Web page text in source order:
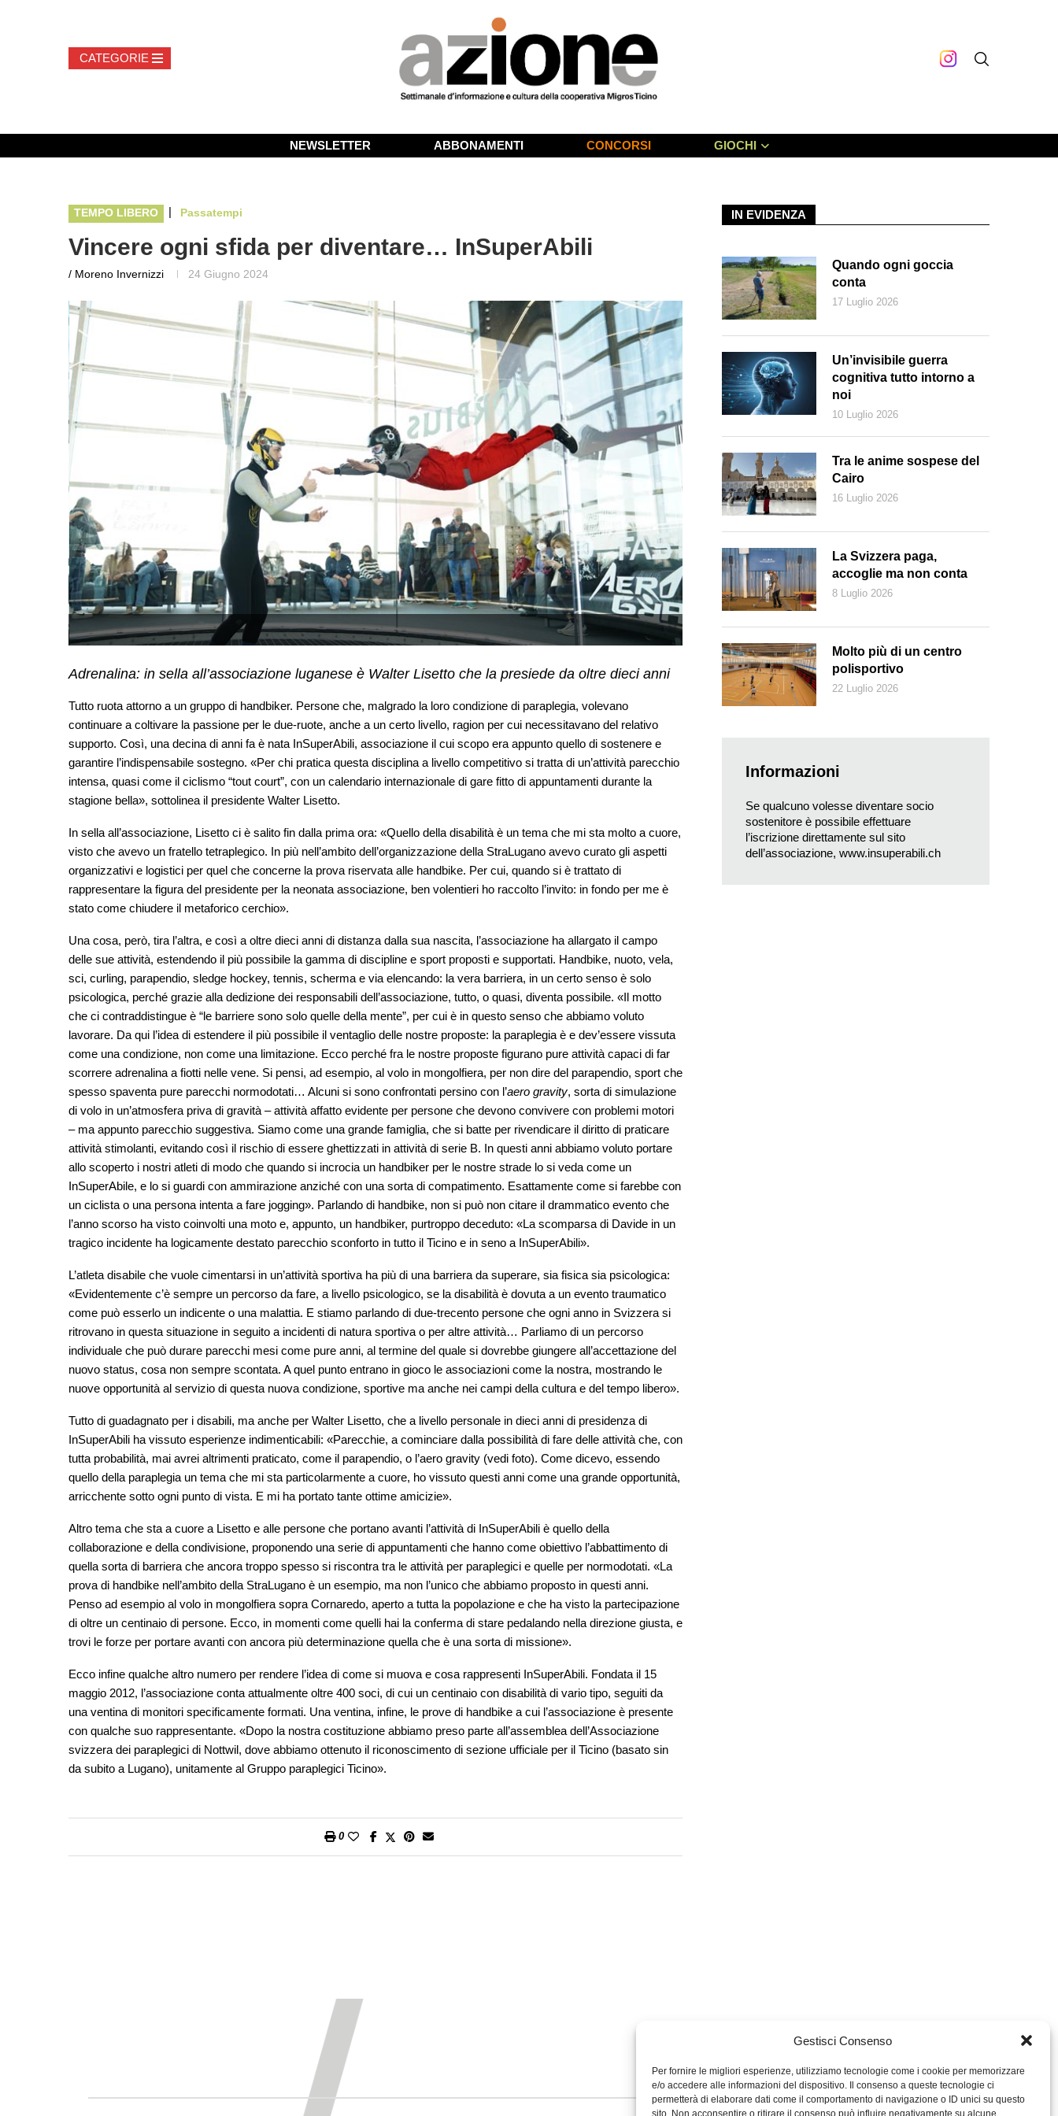
Gestisci Consenso
Per fornire le migliori esperienze, utilizziamo tecnologie come i cookie per memorizzare
e/o accedere alle informazioni del dispositivo. Il consenso a queste tecnologie ci
permetterà di elaborare dati come il comportamento di navigazione o ID unici su questo
sito. Non acconsentire o ritirare il consenso può influire negativamente su alcune
NEWSLETTER ABBONAMENTI CONCORSI GIOCHI
TEMPO LIBERO | Passatempi
Vincere ogni sfida per diventare… InSuperAbili
/ Moreno Invernizzi 24 Giugno 2024
Adrenalina: in sella all’associazione luganese è Walter Lisetto che la presiede da oltre dieci anni
Tutto ruota attorno a un gruppo di handbiker. Persone che, malgrado la loro condizione di paraplegia, volevano
continuare a coltivare la passione per le due-ruote, anche a un certo livello, ragion per cui necessitavano del relativo
supporto. Così, una decina di anni fa è nata InSuperAbili, associazione il cui scopo era appunto quello di sostenere e
garantire l’indispensabile sostegno. «Per chi pratica questa disciplina a livello competitivo si tratta di un’attività parecchio
intensa, quasi come il ciclismo “tout court”, con un calendario internazionale di gare fitto di appuntamenti durante la
stagione bella», sottolinea il presidente Walter Lisetto.
In sella all’associazione, Lisetto ci è salito fin dalla prima ora: «Quello della disabilità è un tema che mi sta molto a cuore,
visto che avevo un fratello tetraplegico. In più nell’ambito dell’organizzazione della StraLugano avevo curato gli aspetti
organizzativi e logistici per quel che concerne la prova riservata alle handbike. Per cui, quando si è trattato di
rappresentare la figura del presidente per la neonata associazione, ben volentieri ho raccolto l’invito: in fondo per me è
stato come chiudere il metaforico cerchio».
Una cosa, però, tira l’altra, e così a oltre dieci anni di distanza dalla sua nascita, l’associazione ha allargato il campo
delle sue attività, estendendo il più possibile la gamma di discipline e sport proposti e supportati. Handbike, nuoto, vela,
sci, curling, parapendio, sledge hockey, tennis, scherma e via elencando: la vera barriera, in un certo senso è solo
psicologica, perché grazie alla dedizione dei responsabili dell’associazione, tutto, o quasi, diventa possibile. «Il motto
che ci contraddistingue è “le barriere sono solo quelle della mente”, per cui è in questo senso che abbiamo voluto
lavorare. Da qui l’idea di estendere il più possibile il ventaglio delle nostre proposte: la paraplegia è e dev’essere vissuta
come una condizione, non come una limitazione. Ecco perché fra le nostre proposte figurano pure attività capaci di far
scorrere adrenalina a fiotti nelle vene. Si pensi, ad esempio, al volo in mongolfiera, per non dire del parapendio, sport che
spesso spaventa pure parecchi normodotati… Alcuni si sono confrontati persino con l’aero gravity, sorta di simulazione
di volo in un’atmosfera priva di gravità – attività affatto evidente per persone che devono convivere con problemi motori
– ma appunto parecchio suggestiva. Siamo come una grande famiglia, che si batte per rivendicare il diritto di praticare
attività stimolanti, evitando così il rischio di essere ghettizzati in attività di serie B. In questi anni abbiamo voluto portare
allo scoperto i nostri atleti di modo che quando si incrocia un handbiker per le nostre strade lo si veda come un
InSuperAbile, e lo si guardi con ammirazione anziché con una sorta di compatimento. Esattamente come si farebbe con
un ciclista o una persona intenta a fare jogging». Parlando di handbike, non si può non citare il drammatico evento che
l’anno scorso ha visto coinvolti una moto e, appunto, un handbiker, purtroppo deceduto: «La scomparsa di Davide in un
tragico incidente ha logicamente destato parecchio sconforto in tutto il Ticino e in seno a InSuperAbili».
L’atleta disabile che vuole cimentarsi in un’attività sportiva ha più di una barriera da superare, sia fisica sia psicologica:
«Evidentemente c’è sempre un percorso da fare, a livello psicologico, se la disabilità è dovuta a un evento traumatico
come può esserlo un indicente o una malattia. E stiamo parlando di due-trecento persone che ogni anno in Svizzera si
ritrovano in questa situazione in seguito a incidenti di natura sportiva o per altre attività… Parliamo di un percorso
individuale che può durare parecchi mesi come pure anni, al termine del quale si dovrebbe giungere all’accettazione del
nuovo status, cosa non sempre scontata. A quel punto entrano in gioco le associazioni come la nostra, mostrando le
nuove opportunità al servizio di questa nuova condizione, sportive ma anche nei campi della cultura e del tempo libero».
Tutto di guadagnato per i disabili, ma anche per Walter Lisetto, che a livello personale in dieci anni di presidenza di
InSuperAbili ha vissuto esperienze indimenticabili: «Parecchie, a cominciare dalla possibilità di fare delle attività che, con
tutta probabilità, mai avrei altrimenti praticato, come il parapendio, o l’aero gravity (vedi foto). Come dicevo, essendo
quello della paraplegia un tema che mi sta particolarmente a cuore, ho vissuto questi anni come una grande opportunità,
arricchente sotto ogni punto di vista. E mi ha portato tante ottime amicizie».
Altro tema che sta a cuore a Lisetto e alle persone che portano avanti l’attività di InSuperAbili è quello della
collaborazione e della condivisione, proponendo una serie di appuntamenti che hanno come obiettivo l’abbattimento di
quella sorta di barriera che ancora troppo spesso si riscontra tra le attività per paraplegici e quelle per normodotati. «La
prova di handbike nell’ambito della StraLugano è un esempio, ma non l’unico che abbiamo proposto in questi anni.
Penso ad esempio al volo in mongolfiera sopra Cornaredo, aperto a tutta la popolazione e che ha visto la partecipazione
di oltre un centinaio di persone. Ecco, in momenti come quelli hai la conferma di stare pedalando nella direzione giusta, e
trovi le forze per portare avanti con ancora più determinazione quella che è una sorta di missione».
Ecco infine qualche altro numero per rendere l’idea di come si muova e cosa rappresenti InSuperAbili. Fondata il 15
maggio 2012, l’associazione conta attualmente oltre 400 soci, di cui un centinaio con disabilità di vario tipo, seguiti da
una ventina di monitori specificamente formati. Una ventina, infine, le prove di handbike a cui l’associazione è presente
con qualche suo rappresentante. «Dopo la nostra costituzione abbiamo preso parte all’assemblea dell’Associazione
svizzera dei paraplegici di Nottwil, dove abbiamo ottenuto il riconoscimento di sezione ufficiale per il Ticino (basato sin
da subito a Lugano), unitamente al Gruppo paraplegici Ticino».
0
IN EVIDENZA
Quando ogni goccia
conta
17 Luglio 2026
Un’invisibile guerra
cognitiva tutto intorno a
noi
10 Luglio 2026
Tra le anime sospese del
Cairo
16 Luglio 2026
La Svizzera paga,
accoglie ma non conta
8 Luglio 2026
Molto più di un centro
polisportivo
22 Luglio 2026
Informazioni
Se qualcuno volesse diventare socio
sostenitore è possibile effettuare
l’iscrizione direttamente sul sito
dell’associazione, www.insuperabili.ch